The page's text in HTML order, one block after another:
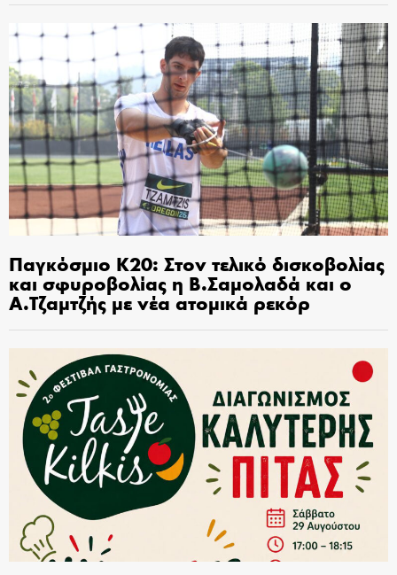
Παγκόσμιο Κ20: Στον τελικό δισκοβολίας
και σφυροβολίας η Β.Σαμολαδά και ο
Α.Τζαμτζής με νέα ατομικά ρεκόρ